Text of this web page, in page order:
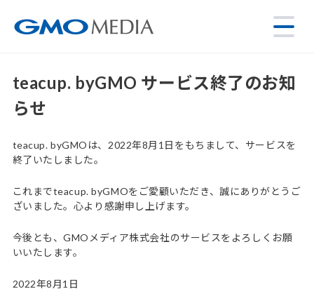
teacup. byGMO サービス終了のお知
らせ
teacup. byGMOは、2022年8月1日をもちまして、サービスを
終了いたしました。
これまでteacup. byGMOをご愛顧いただき、誠にありがとうご
ざいました。心より感謝申し上げます。
今後とも、GMOメディア株式会社のサービスをよろしくお願
いいたします。
2022年8月1日